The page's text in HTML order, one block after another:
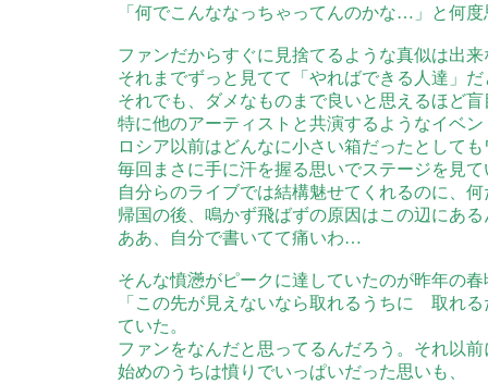
「何でこんななっちゃってんのかな…」と何
ファンだからすぐに見捨てるような真似は出
それまでずっと見てて「やればできる人達」
それでも、ダメなものまで良いと思えるほど
特に他のアーティストと共演するようなイベ
ロシア以前はどんなに小さい箱だったとして
毎回まさに手に汗を握る思いでステージを見
自分らのライブでは結構魅せてくれるのに、
帰国の後、鳴かず飛ばずの原因はこの辺にあ
ああ、自分で書いてて痛いわ…
そんな憤懣がピークに達していたのが昨年の春
「この先が見えないなら取れるうちに 取れ
ていた。
ファンをなんだと思ってるんだろう。それ以
始めのうちは憤りでいっぱいだった思いも、